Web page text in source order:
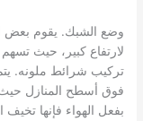
وضع الشبك. يقوم بعض
لارتفاع كبير، حيث
تركيب شرائط ملونه.
فوق أسطح المنازل
بفعل الهواء فإنها